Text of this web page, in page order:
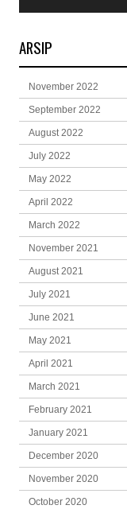
ARSIP
November 2022
September 2022
August 2022
July 2022
May 2022
April 2022
March 2022
November 2021
August 2021
July 2021
June 2021
May 2021
April 2021
March 2021
February 2021
January 2021
December 2020
November 2020
October 2020